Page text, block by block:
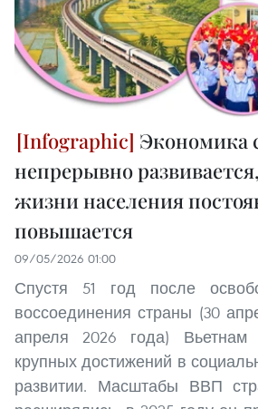
Экономика
непрерывно
жизни населения
повышается
09/05/2026 01:00
Спустя 51 год после
воссоединения страны (30
апреля 2026 года) Вьетнам
крупных достижений в
развитии. Масштабы ВВП